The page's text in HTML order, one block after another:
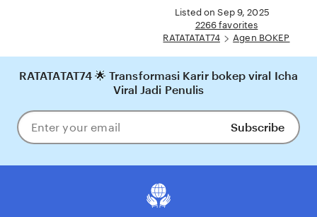
Listed on Sep 9, 2025
2266 favorites
RATATATAT74
Agen BOKEP
RATATATAT74 🌟 Transformasi Karir bokep viral Icha
Viral Jadi Penulis
Enter
your
Subscribe